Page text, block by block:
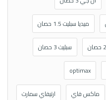
ميديا سبليت 1.5 حصان
سبليت 3 حصان
optimax
ماكس فاي ارتيفاي سمارت